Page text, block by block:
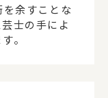
余すことな
士の手によ
。